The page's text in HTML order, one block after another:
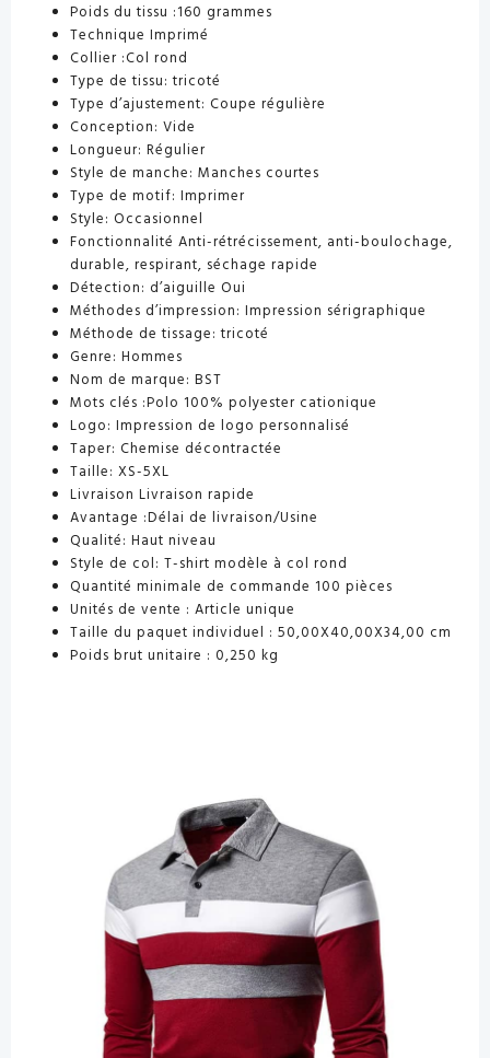
Poids du tissu :160 grammes
Technique Imprimé
Collier :Col rond
Type de tissu: tricoté
Type d’ajustement: Coupe régulière
Conception: Vide
Longueur: Régulier
Style de manche: Manches courtes
Type de motif: Imprimer
Style: Occasionnel
Fonctionnalité Anti-rétrécissement, anti-boulochage,
durable, respirant, séchage rapide
Détection: d’aiguille Oui
Méthodes d’impression: Impression sérigraphique
Méthode de tissage: tricoté
Genre: Hommes
Nom de marque: BST
Mots clés :Polo 100% polyester cationique
Logo: Impression de logo personnalisé
Taper: Chemise décontractée
Taille: XS-5XL
Livraison Livraison rapide
Avantage :Délai de livraison/Usine
Qualité: Haut niveau
Style de col: T-shirt modèle à col rond
Quantité minimale de commande 100 pièces
Unités de vente : Article unique
Taille du paquet individuel : 50,00X40,00X34,00 cm
Poids brut unitaire : 0,250 kg